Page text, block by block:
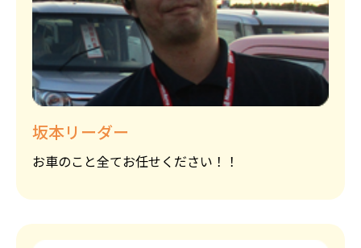
坂本リーダー
お車のこと全てお任せください！！